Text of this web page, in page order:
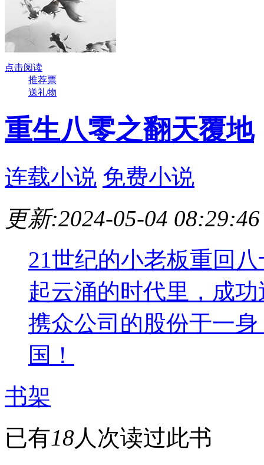
点击阅读
推荐票
送礼物
重生八零之翻天覆地
连载小说 免费小说
更新:2024-05-04 08:29:46
21世纪的小老板重回
起云涌的时代里，成
携众公司的股份于一
国！
书架
已有18人次读过此书